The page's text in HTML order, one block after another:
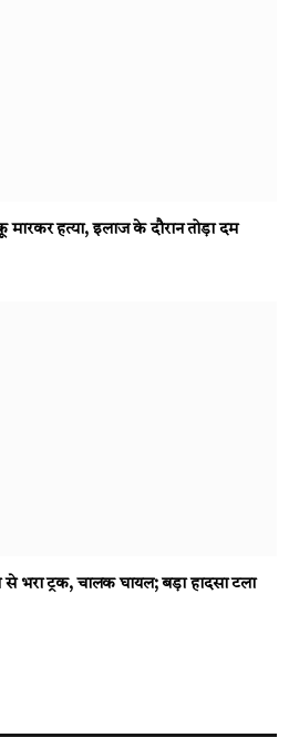
मारकर हत्या, इलाज के दौरान तोड़ा दम
भरा ट्रक, चालक घायल; बड़ा हादसा टला